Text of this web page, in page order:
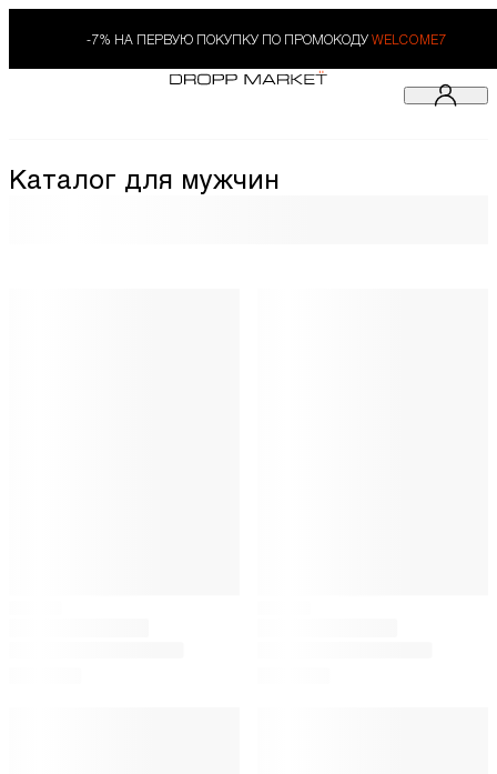
-7% НА ПЕРВУЮ ПОКУПКУ ПО ПРОМОКОДУ WELCOME7
Каталог для мужчин